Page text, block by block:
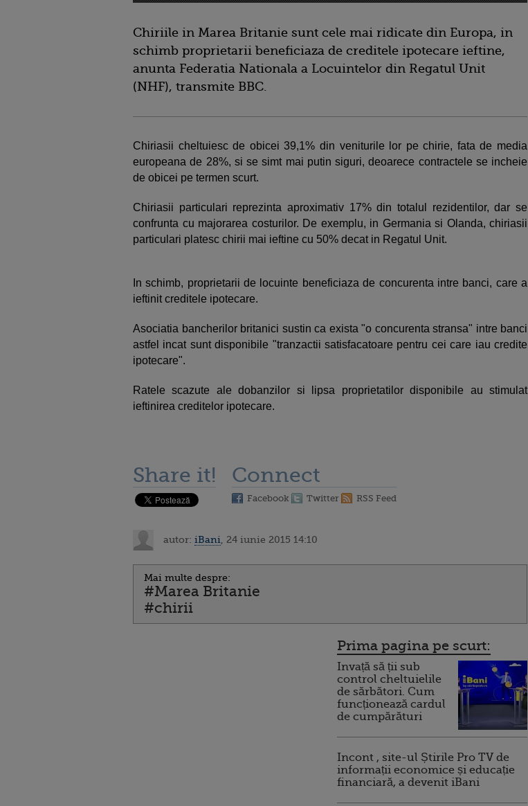
Chiriile in Marea Britanie sunt cele mai ridicate din Europa, in
schimb proprietarii beneficiaza de creditele ipotecare ieftine,
anunta Federatia Nationala a Locuintelor din Regatul Unit
(NHF), transmite BBC.
Chiriasii cheltuiesc de obicei 39,1% din veniturile lor pe chirie, fata de media
europeana de 28%, si se simt mai putin siguri, deoarece contractele se incheie
de obicei pe termen scurt.
Chiriasii particulari reprezinta aproximativ 17% din totalul rezidentilor, dar se
confrunta cu majorarea costurilor. De exemplu, in Germania si Olanda, chiriasii
particulari platesc chirii mai ieftine cu 50% decat in Regatul Unit.
In schimb, proprietarii de locuinte beneficiaza de concurenta intre banci, care a
ieftinit creditele ipotecare.
Asociatia bancherilor britanici sustin ca exista "o concurenta stransa" intre banci
astfel incat sunt disponibile "tranzactii satisfacatoare pentru cei care iau credite
ipotecare".
Ratele scazute ale dobanzilor si lipsa proprietatilor disponibile au stimulat
ieftinirea creditelor ipotecare.
Share it! Connect
Facebook Twitter RSS Feed
autor: iBani , 24 iunie 2015 14:10
Mai multe despre:
#Marea Britanie
#chirii
Prima pagina pe scurt:
Invață să ții sub
control cheltuielile
de sărbători. Cum
funcționează cardul
de cumpărături
Incont , site-ul Știrile Pro TV de
informații economice și educație
financiară, a devenit iBani